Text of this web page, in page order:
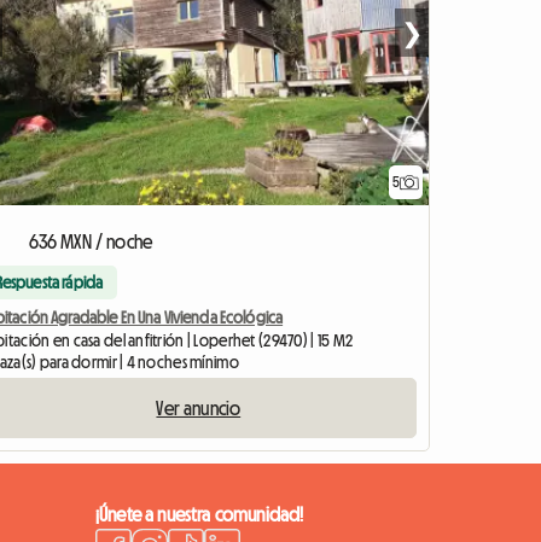
5
❯
636 MXN / noche
rápida
Agradable En Una Vivienda Ecológica
en casa del anfitrión | Loperhet (29470) | 15 M2
para dormir | 4 noches mínimo
Ver anuncio
¡Únete a nuestra comunidad!